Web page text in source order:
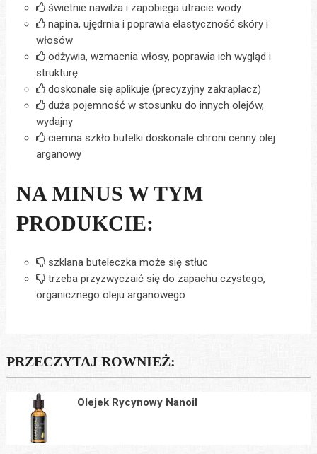
świetnie nawilża i zapobiega utracie wody
napina, ujędrnia i poprawia elastyczność skóry i
włosów
odżywia, wzmacnia włosy, poprawia ich wygląd i
strukturę
doskonale się aplikuje (precyzyjny zakraplacz)
duża pojemność w stosunku do innych olejów,
wydajny
ciemna szkło butelki doskonale chroni cenny olej
arganowy
NA MINUS W TYM
PRODUKCIE:
szklana buteleczka może się stłuc
trzeba przyzwyczaić się do zapachu czystego,
organicznego oleju arganowego
PRZECZYTAJ ROWNIEŻ:
Olejek Rycynowy Nanoil